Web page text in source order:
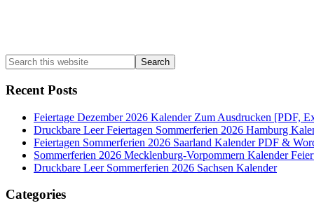
Search
this
website
Recent Posts
Feiertage Dezember 2026 Kalender Zum Ausdrucken [PDF,
Druckbare Leer Feiertagen Sommerferien 2026 Hamburg
Feiertagen Sommerferien 2026 Saarland Kalender PDF &
Sommerferien 2026 Mecklenburg-Vorpommern Kalender
Druckbare Leer Sommerferien 2026 Sachsen Kalender
Categories